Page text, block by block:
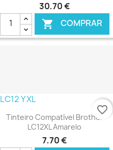
30,70 €
 COMPRAR
Ver+
Tinteiro Compatível Brother
LC12XL Amarelo
7,70 €
favorite_border